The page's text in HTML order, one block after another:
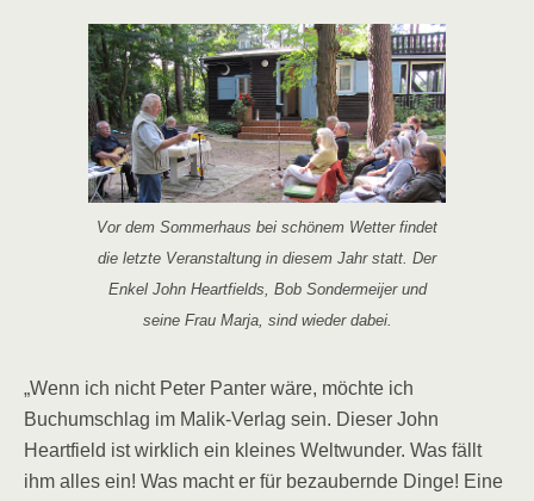
Vor dem Sommerhaus bei schönem Wetter findet
die letzte Veranstaltung in diesem Jahr statt. Der
Enkel John Heartfields, Bob Sondermeijer und
seine Frau Marja, sind wieder dabei.
„Wenn ich nicht Peter Panter wäre, möchte ich
Buchumschlag im Malik-Verlag sein. Dieser John
Heartfield ist wirklich ein kleines Weltwunder. Was fällt
ihm alles ein! Was macht er für bezaubernde Dinge! Eine